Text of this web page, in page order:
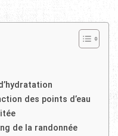
des points d’eau
de la randonnée